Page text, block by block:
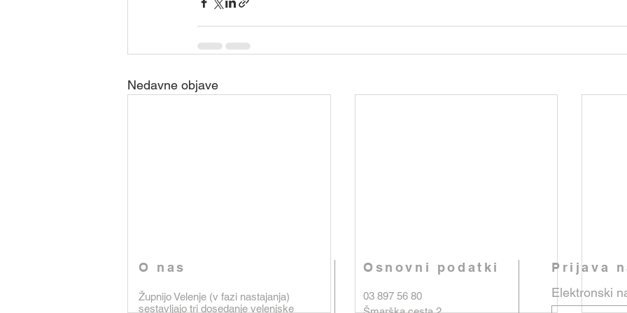
Nedavne objave
O nas
Župnijo Velenje (v fazi nastajanja)
sestavljajo tri dosedanje velenjske
Osnovni podatki
03 897 56 80
Prijava
Elektronski